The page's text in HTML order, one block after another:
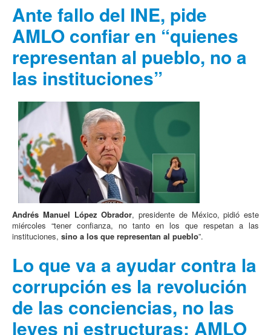
Ante fallo del INE, pide
AMLO confiar en “quienes
representan al pueblo, no a
las instituciones”
Andrés Manuel López Obrador, presidente de México, pidió este
miércoles “tener confianza, no tanto en los que respetan a las
instituciones, sino a los que representan al pueblo”.
Lo que va a ayudar contra la
corrupción es la revolución
de las conciencias, no las
leyes ni estructuras: AMLO